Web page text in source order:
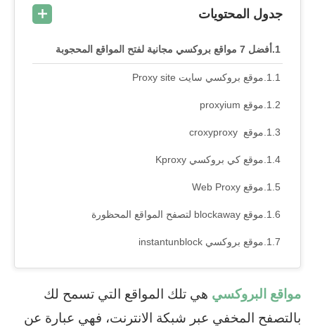
جدول المحتويات
أفضل 7 مواقع بروكسي مجانية لفتح المواقع المحجوبة
موقع بروكسي سايت Proxy site
موقع proxyium
موقع croxyproxy
موقع كي بروكسي Kproxy
موقع Web Proxy
موقع blockaway لتصفح المواقع المحظورة
موقع بروكسي instantunblock
مواقع البروكسي هي تلك المواقع التي تسمح لك
بالتصفح المخفي عبر شبكة الانترنت، فهي عبارة عن